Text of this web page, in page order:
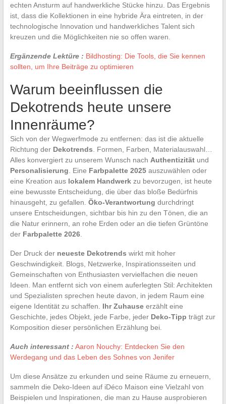
echten Ansturm auf handwerkliche Stücke hinzu. Das Ergebnis
ist, dass die Kollektionen in eine hybride Ära eintreten, in der
technologische Innovation und handwerkliches Talent sich
kreuzen und die Möglichkeiten nie so offen waren.
Ergänzende Lektüre : Bildhosting: Die Tools, die Sie kennen
sollten, um Ihre Beiträge zu optimieren
Warum beeinflussen die
Dekotrends heute unsere
Innenräume?
Sich von der Wegwerfmode zu entfernen: das ist die aktuelle
Richtung der Dekotrends . Formen, Farben, Materialauswahl…
Alles konvergiert zu unserem Wunsch nach Authentizitätund
Personalisierung . Eine Farbpalette 2025auszuwählen oder
eine Kreation aus lokalem Handwerkzu bevorzugen, ist heute
eine bewusste Entscheidung, die über das bloße Bedürfnis
hinausgeht, zu gefallen. Öko-Verantwortung durchdringt
unsere Entscheidungen, sichtbar bis hin zu den Tönen, die an
die Natur erinnern, an rohe Erden oder an die tiefen Grüntöne
der Farbpalette 2026.
Der Druck der neueste Dekotrends wirkt mit hoher
Geschwindigkeit. Blogs, Netzwerke, Inspirationsseiten und
Gemeinschaften von Enthusiasten vervielfachen die neuen
Ideen. Man entfernt sich von einem auferlegten Stil: Architekten
und Spezialisten sprechen heute davon, in jedem Raum eine
eigene Identität zu schaffen. Ihr Zuhauseerzählt eine
Geschichte, jedes Objekt, jede Farbe, jeder Deko-Tipp trägt zur
Komposition dieser persönlichen Erzählung bei.
Auch interessant : Aaron Nouchy: Entdecken Sie den
Werdegang und das Leben des Sohnes von Jenifer
Um diese Ansätze zu erkunden und seine Räume zu erneuern,
sammeln die Deko-Ideen auf iDéco Maison eine Vielzahl von
Beispielen und Inspirationen, die man zu Hause ausprobieren